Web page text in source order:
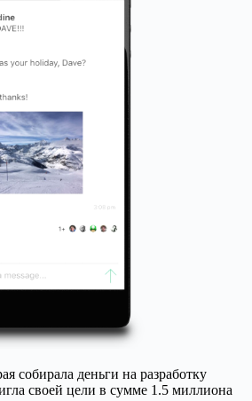
собирала деньги на разработку
своей цели в сумме 1.5 миллиона